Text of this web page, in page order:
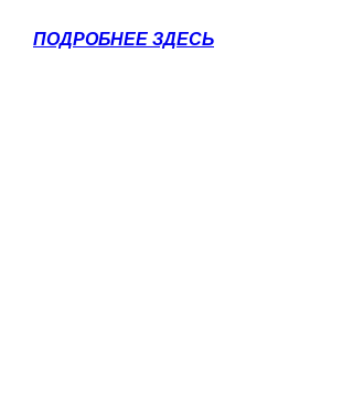
ПОДРОБНЕЕ ЗДЕСЬ